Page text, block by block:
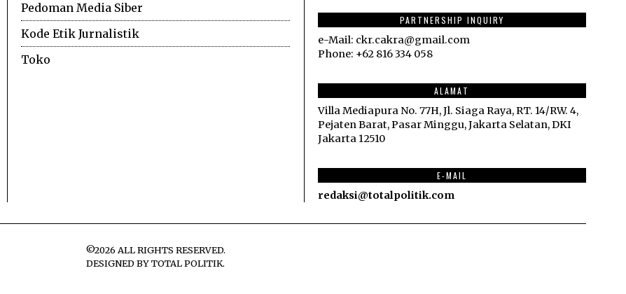
Pedoman Media Siber
Kode Etik Jurnalistik
Toko
PARTNERSHIP INQUIRY
e-Mail: ckr.cakra@gmail.com
Phone: +62 816 334 058
ALAMAT
Villa Mediapura No. 77H, Jl. Siaga Raya, RT. 14/RW. 4,
Pejaten Barat, Pasar Minggu, Jakarta Selatan, DKI
Jakarta 12510
E-MAIL
redaksi@totalpolitik.com
©2026 ALL RIGHTS RESERVED.
DESIGNED BYTOTAL POLITIK.